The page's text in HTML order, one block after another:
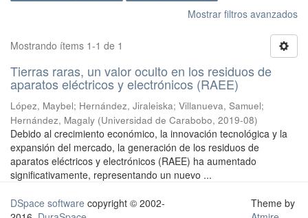
Mostrar filtros avanzados
Mostrando ítems 1-1 de 1
Tierras raras, un valor oculto en los residuos de
aparatos eléctricos y electrónicos (RAEE)
López, Maybel; Hernández, Jiraleiska; Villanueva, Samuel;
Hernández, Magaly (Universidad de Carabobo, 2019-08)
Debido al crecimiento económico, la innovación tecnológica y la
expansión del mercado, la generación de los residuos de
aparatos eléctricos y electrónicos (RAEE) ha aumentado
significativamente, representando un nuevo ...
DSpace software copyright © 2002-
Theme by